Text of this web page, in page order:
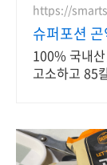
https://
슈퍼포션 곤
포만감 UP
100% 국내
고소하고 85